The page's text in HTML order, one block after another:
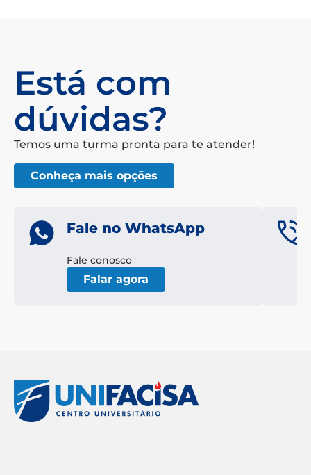
Está com
dúvidas?
Temos uma turma pronta para te atender!
Conheça mais opções
Fale no WhatsApp
Fale conosco
Falar agora